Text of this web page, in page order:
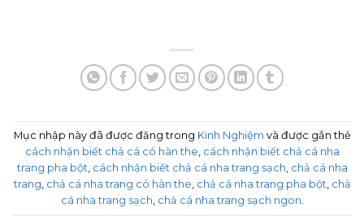
Mục nhập này đã được đăng trong Kinh Nghiệm và được gắn thẻ
cách nhận biết chả cá có hàn the cách nhận biết chả cá nha
trang pha bột cách nhận biết chả cá nha trang sạch chả cá nha
trang chả cá nha trang có hàn the chả cá nha trang pha bột chả
cá nha trang sạch chả cá nha trang sạch ngon